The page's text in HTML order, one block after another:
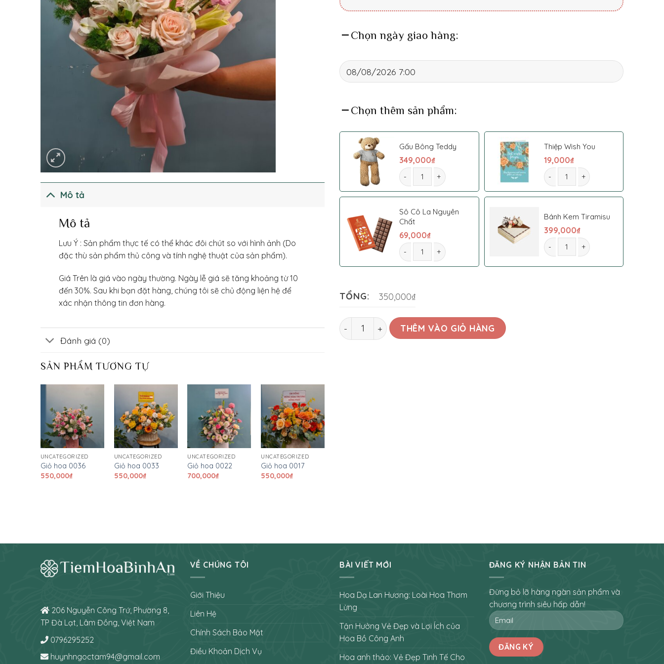
Mô tả
Mô tả
Lưu Ý : Sản phẩm thực tế có thể khác đôi chút so với hình ảnh (Do
đặc thù sản phẩm thủ công và tính nghệ thuật của sản phẩm).
Giá Trên là giá vào ngày thường. Ngày lễ giá sẽ tăng khoảng từ 10
đến 30%. Sau khi bạn đặt hàng, chúng tôi sẽ chủ động liện hệ để
xác nhận thông tin đơn hàng.
Đánh giá (0)
SẢN PHẨM TƯƠNG TỰ
UNCATEGORIZED
Giỏ hoa 0036
550,000₫
UNCATEGORIZED
Giỏ hoa 0033
550,000₫
UNCATEGORIZED
Giỏ hoa 0022
700,000₫
UNCATEGORIZED
Giỏ hoa 0017
550,000₫
Chọn ngày giao hàng:
Chọn thêm sản phẩm:
Gấu Bông Teddy
349,000₫
Hoa Bó 0012 số lượng
Thiệp Wish You
19,000₫
Hoa Bó 0012 số lượng
Sô Cô La Nguyên
Chất
69,000₫
Hoa Bó 0012 số lượng
Bánh Kem Tiramisu
399,000₫
TỔNG: 350,000₫
Hoa Bó 0012 số lượngTHÊM VÀO GIỎ HÀNG
206 Nguyễn Công Trứ, Phường 8,
TP Đà Lạt, Lâm Đồng, Việt Nam
0796295252
huynhngoctam94@gmail.com
VỀ CHÚNG TÔI
Giới Thiệu
Liên Hệ
Chính Sách Bảo Mật
Điều Khoản Dịch Vụ
BÀI VIẾT MỚI
Hoa Dạ Lan Hương: Loài Hoa Thơm
Lừng
Tận Hưởng Vẻ Đẹp và Lợi Ích của
Hoa Bồ Công Anh
Hoa anh thảo: Vẻ Đẹp Tinh Tế Cho
ĐĂNG KÝ NHẬN BẢN TIN
Đừng bỏ lỡ hàng ngàn sản phẩm và
chương trình siêu hấp dẫn!